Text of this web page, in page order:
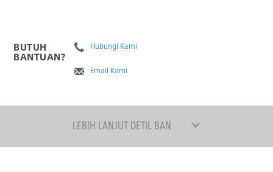
BUTUH
BANTUAN?
Hubungi Kami
Email Kami
LEBIH LANJUT DETIL BAN